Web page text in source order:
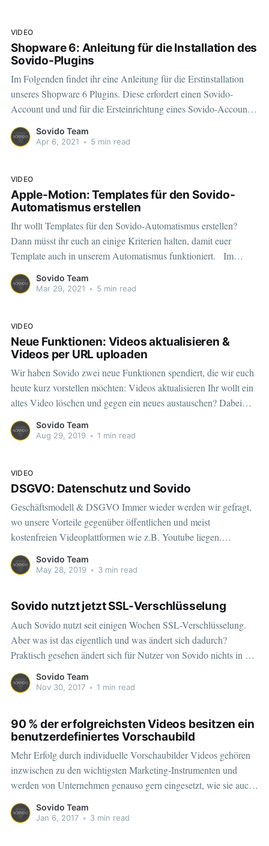
VIDEO
Shopware 6: Anleitung für die Installation des
Sovido-Plugins
‌‌Im Folgenden findet ihr eine Anleitung für die Erstinstallation
unseres Shopware 6 Plugins. Diese erfordert einen Sovido-
Account und und für die Ersteinrichtung eines Sovido-Accounts:‌‌‌‌‌‌‌
1. Sovido Account anlegen‌‌ 1.1 Projekt anlegen‌‌ (Account- &
Projekt-ID) 1.1.1 Artikel importieren‌‌ 1.1.2 Video-Sitemap
Sovido Team
Apr 6, 2021 • 5 min read
VIDEO
Apple-Motion: Templates für den Sovido-
Automatismus erstellen
Ihr wollt Templates für den Sovido-Automatismus erstellen?
Dann müsst ihr euch an einige Kriterien halten, damit euer
Template auch in unserem Automatismus funktioniert. Im
Folgenden findet ihr eine detallierte Beschreibung und am Ende
dieses Artikels eine Erklärung, wie ihr euer Template nach
Sovido Team
Mar 29, 2021 • 5 min read
VIDEO
Neue Funktionen: Videos aktualisieren &
Videos per URL uploaden
Wir haben Sovido zwei neue Funktionen spendiert, die wir euch
heute kurz vorstellen möchten: Videos aktualisieren Ihr wollt ein
altes Video löschen und gegen ein neues austauschen? Dabei
sollen die Embed-Codes und Produkt-Verknüpfungen erhalten
bleiben und vor Allem die Google-Rankings nicht gecrasht
Sovido Team
Aug 29, 2019 • 1 min read
VIDEO
DSGVO: Datenschutz und Sovido
Geschäftsmodell & DSGVO Immer wieder werden wir gefragt,
wo unsere Vorteile gegenüber öffentlichen und meist
kostenfreien Videoplattformen wie z.B. Youtube liegen.
Antworten auf diese Frage gibt es viele. Der Unterschied wird
schon beim Blick auf die unterschiedlichen Geschäftsmodelle
Sovido Team
May 28, 2019 • 3 min read
Sovido nutzt jetzt SSL-Verschlüsselung
Auch Sovido nutzt seit einigen Wochen SSL-Verschlüsselung.
Aber was ist das eigentlich und was ändert sich dadurch?
Praktisch gesehen ändert sich für Nutzer von Sovido nichts in der
Anwendung. SSL steht für Secure Socket Layer. "Layer" (dt.:
Schicht) bezieht sich auf Transportschichten Es ermöglich einen
Sovido Team
Nov 30, 2017 • 1 min read
90 % der erfolgreichsten Videos besitzen ein
benutzerdefiniertes Vorschaubild
Mehr Erfolg durch individuelle Vorschaubilder Videos gehören
inzwischen zu den wichtigsten Marketing-Instrumenten und
werden von Unternehmen genauso gern eingesetzt, wie sie auch
von Interessenten angeschaut werden. Nicht selten ist ein Video
der ausschlaggebende Punkt im Verkaufsprozess. Mit individuell
Sovido Team
Jan 6, 2017 • 3 min read